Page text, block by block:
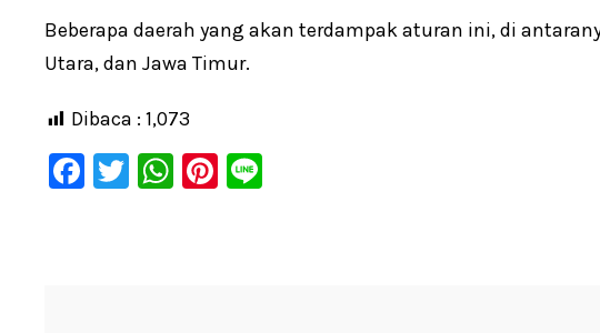
Beberapa daerah yang akan terdampak aturan ini, di
Utara, dan Jawa Timur.
Dibaca : 1,073
F
T
W Pi